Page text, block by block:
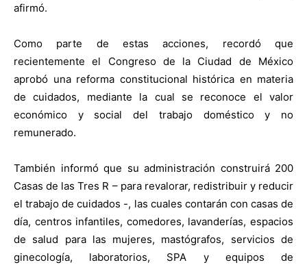
afirmó.
Como parte de estas acciones, recordó que
recientemente el Congreso de la Ciudad de México
aprobó una reforma constitucional histórica en materia
de cuidados, mediante la cual se reconoce el valor
económico y social del trabajo doméstico y no
remunerado.
También informó que su administración construirá 200
Casas de las Tres R – para revalorar, redistribuir y reducir
el trabajo de cuidados -, las cuales contarán con casas de
día, centros infantiles, comedores, lavanderías, espacios
de salud para las mujeres, mastógrafos, servicios de
ginecología, laboratorios, SPA y equipos de